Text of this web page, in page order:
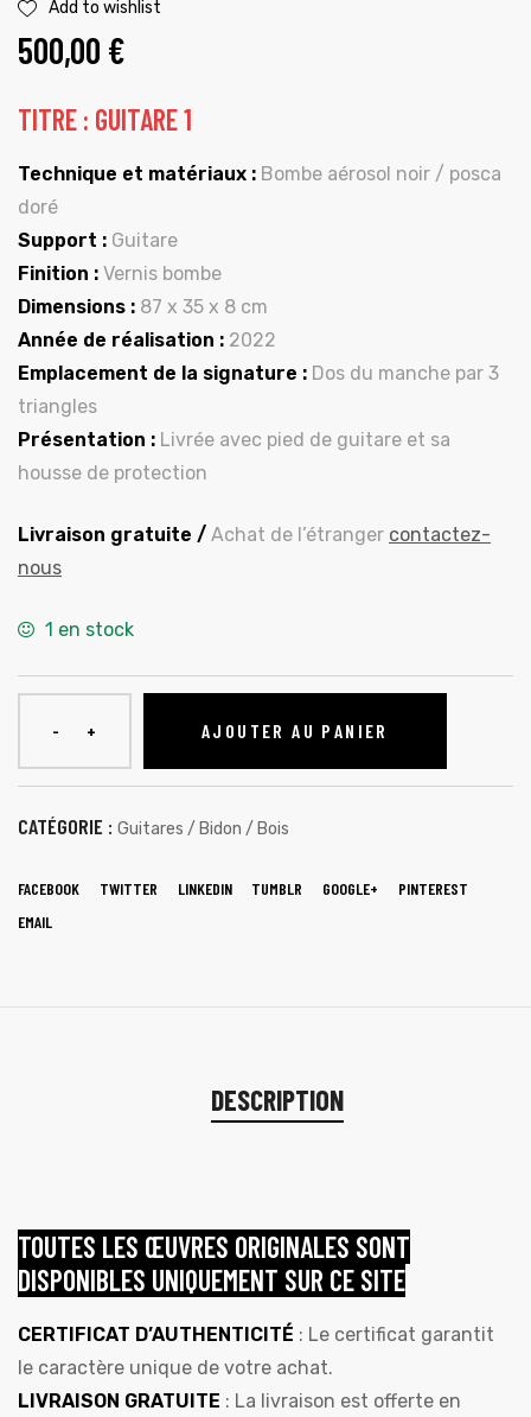
Add to wishlist
500,00 €
TITRE : GUITARE 1
Technique et matériaux : Bombe aérosol noir / posca
doré
Support : Guitare
Finition : Vernis bombe
Dimensions : 87 x 35 x 8 cm
Année de réalisation : 2022
Emplacement de la signature : Dos du manche par 3
triangles
Présentation : Livrée avec pied de guitare et sa
housse de protection
Livraison gratuite / Achat de l’étranger contactez-
nous
1 en stock
AJOUTER AU PANIER
CATÉGORIE : Guitares / Bidon / Bois
FACEBOOK TWITTER LINKEDIN TUMBLR GOOGLE+
PINTEREST
EMAIL
DESCRIPTION
TOUTES LES ŒUVRES ORIGINALES SONT
DISPONIBLES UNIQUEMENT SUR CE SITE
CERTIFICAT D’AUTHENTICITÉ : Le certificat garantit
le caractère unique de votre achat.
LIVRAISON GRATUITE : La livraison est offerte en